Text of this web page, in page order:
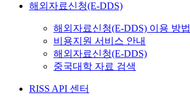
해외자료신청(E-DDS)
해외자료신청(E-DDS) 이용 방법
비용지원 서비스 안내
해외자료신청(E-DDS)
중국대학 자료 검색
RISS API 센터